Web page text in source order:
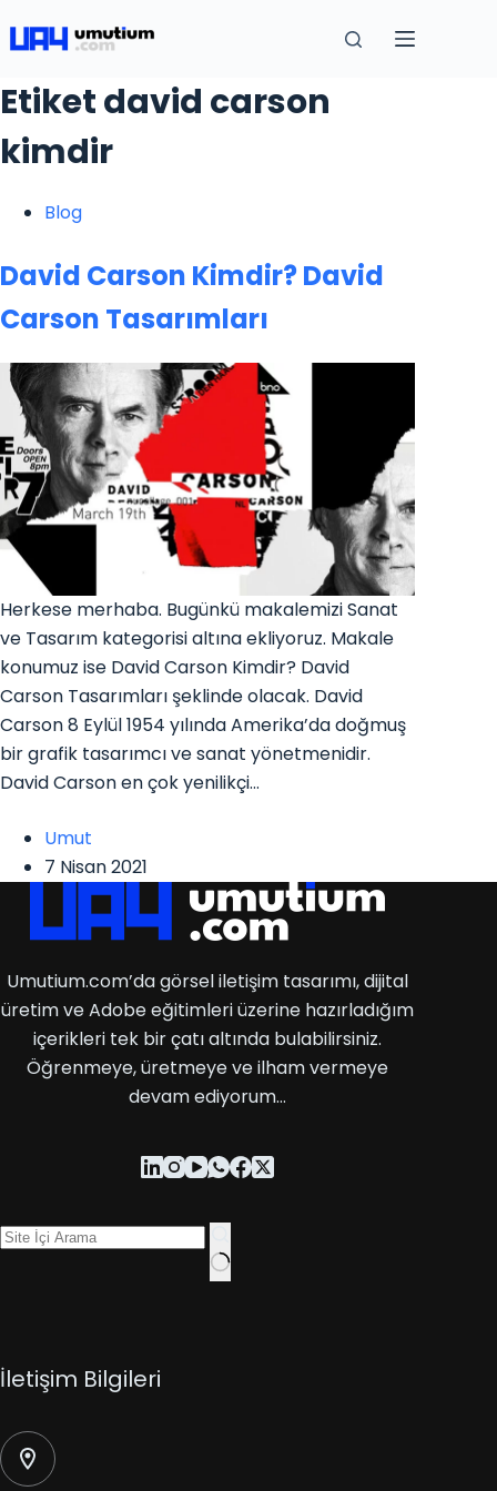
Etiketdavid carson
kimdir
Blog
David Carson Kimdir? David
Carson Tasarımları
Herkese merhaba. Bugünkü makalemizi Sanat
ve Tasarım kategorisi altına ekliyoruz. Makale
konumuz ise David Carson Kimdir? David
Carson Tasarımları şeklinde olacak. David
Carson 8 Eylül 1954 yılında Amerika’da doğmuş
bir grafik tasarımcı ve sanat yönetmenidir.
David Carson en çok yenilikçi…
Umut
7 Nisan 2021
Umutium.com’da görsel iletişim tasarımı, dijital
üretim ve Adobe eğitimleri üzerine hazırladığım
içerikleri tek bir çatı altında bulabilirsiniz.
Öğrenmeye, üretmeye ve ilham vermeye
devam ediyorum…
İletişim Bilgileri